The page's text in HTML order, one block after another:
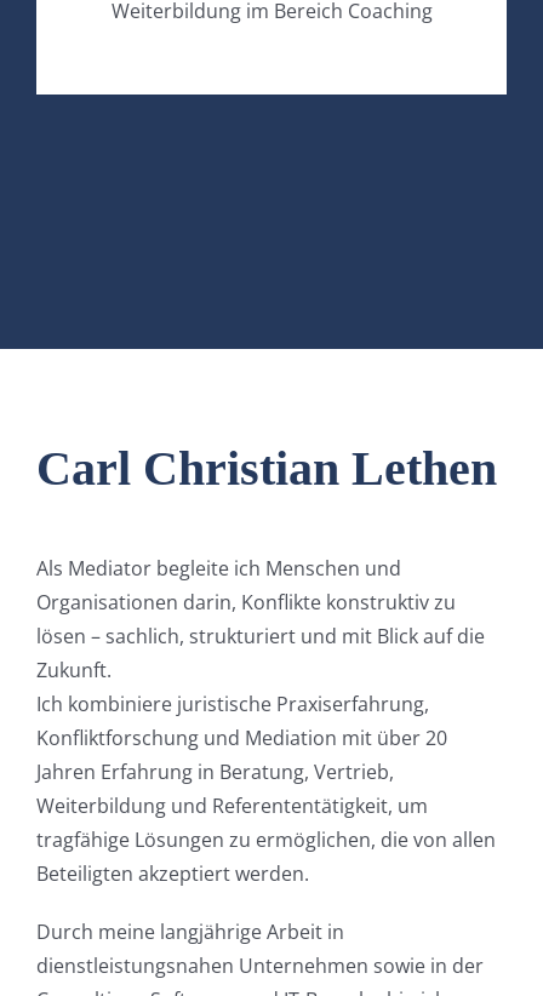
Weiterbildung im Bereich Coaching
Carl Christian Lethen
Als Mediator begleite ich Menschen und
Organisationen darin, Konflikte konstruktiv zu
lösen – sachlich, strukturiert und mit Blick auf die
Zukunft.
Ich kombiniere juristische Praxiserfahrung,
Konfliktforschung und Mediation mit über 20
Jahren Erfahrung in Beratung, Vertrieb,
Weiterbildung und Referententätigkeit, um
tragfähige Lösungen zu ermöglichen, die von allen
Beteiligten akzeptiert werden.
Durch meine langjährige Arbeit in
dienstleistungsnahen Unternehmen sowie in der